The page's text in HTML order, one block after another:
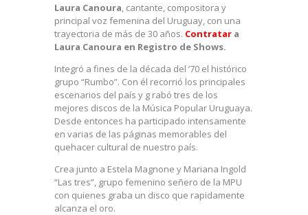
Laura Canoura , cantante, compositora y
principal voz femenina del Uruguay, con una
trayectoria de más de 30 años. Contratar a
Laura Canoura en Registro de Shows.
Integró a fines de la década del ’70 el histórico
grupo “Rumbo”. Con él recorrió los principales
escenarios del país y g rabó tres de los
mejores discos de la Música Popular Uruguaya.
Desde entonces ha participado intensamente
en varias de las páginas memorables del
quehacer cultural de nuestro país.
Crea junto a Estela Magnone y Mariana Ingold
“Las tres”, grupo femenino señero de la MPU
con quienes graba un disco que rapidamente
alcanza el oro.